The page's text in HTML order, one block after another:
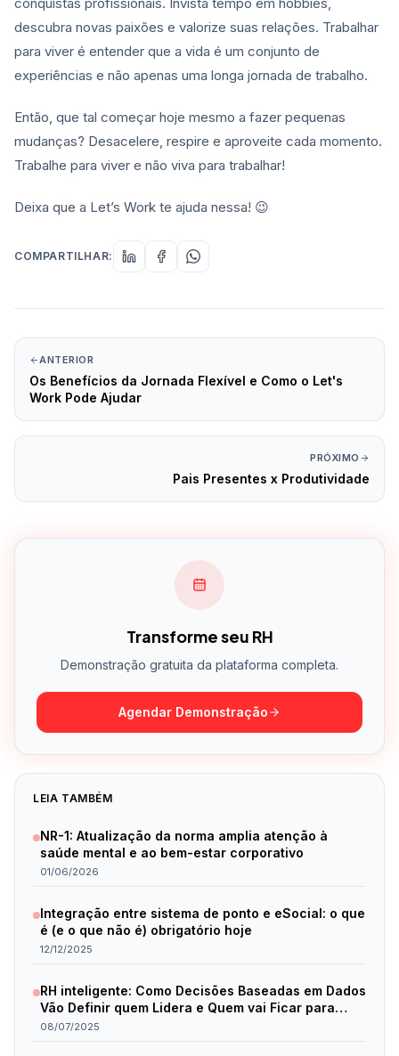
descubra novas paixões e valorize suas relações. Trabalhar
para viver é entender que a vida é um conjunto de
experiências e não apenas uma longa jornada de trabalho.
Então, que tal começar hoje mesmo a fazer pequenas
mudanças? Desacelere, respire e aproveite cada momento.
Trabalhe para viver e não viva para trabalhar!
Deixa que a Let’s Work te ajuda nessa! 😉
COMPARTILHAR:
ANTERIOR
Os Benefícios da Jornada Flexível e Como o Let's
Work Pode Ajudar
PRÓXIMO
Pais Presentes x Produtividade
Transforme seu RH
Demonstração gratuita da plataforma completa.
Agendar Demonstração
LEIA TAMBÉM
NR-1: Atualização da norma amplia atenção à
saúde mental e ao bem-estar corporativo
01/06/2026
Integração entre sistema de ponto e eSocial: o que
é (e o que não é) obrigatório hoje
12/12/2025
RH inteligente: Como Decisões Baseadas em Dados
Vão Definir quem Lidera e Quem vai Ficar para
Trás em 2025
08/07/2025